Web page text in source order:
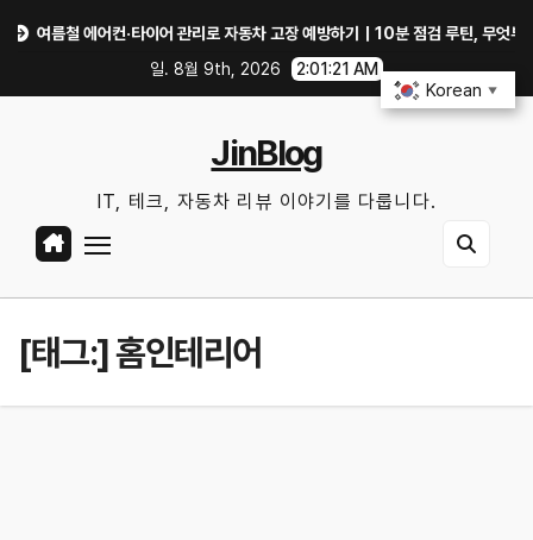
름철 에어컨·타이어 관리로 자동차 고장 예방하기｜10분 점검 루틴, 무엇부터 확인
일. 8월 9th, 2026
2:01:21 AM
JinBlog
IT, 테크, 자동차 리뷰 이야기를 다룹니다.
[태그:]홈인테리어
Korean ▼